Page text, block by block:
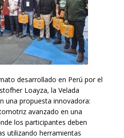
desarrollado en Perú por el
Loayza, la Velada
una propuesta innovadora:
avanzado en una
los participantes deben
utilizando herramientas